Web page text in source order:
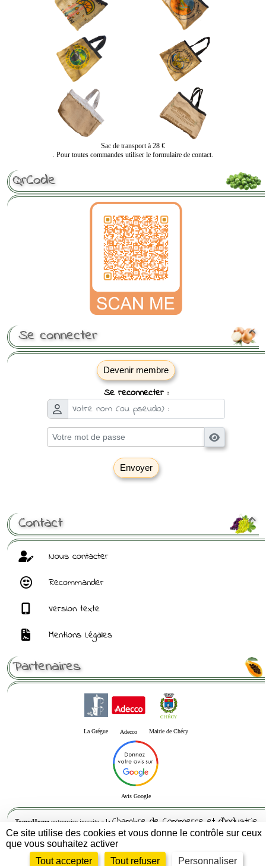
Sac de transport à 28 €
. Pour toutes commandes utiliser le formulaire de contact.
QrCode

Se connecter
Devenir membre
Se reconnecter :
Envoyer

Contact
Nous contacter
Recommander
Version texte
Mentions Légales
Partenaires
La Grégue Adecco Mairie de Chécy
Avis Google
ToqueHomeentreprise inscrite a la Chambre de Commerce et d'Industrie
du Loiret
Siren : 832564082 -- Siret : 83256408200010 - APE : 5621Z- RCS : 832564082
Ce site utilise des cookies et vous donne le contrôle sur ceux
que vous souhaitez activer
Tout accepter
Tout refuser Personnaliser